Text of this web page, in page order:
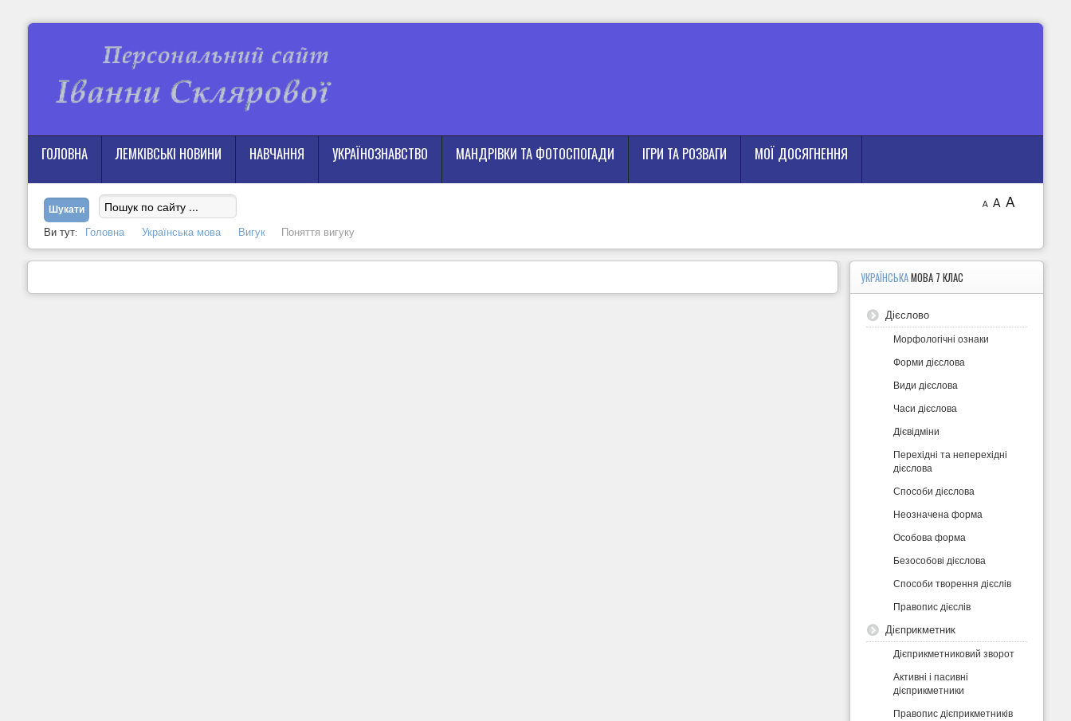
ГОЛОВНА ЛЕМКІВСЬКІ НОВИНИ НАВЧАННЯ УКРАЇНОЗНАВСТВО МАНДРІВКИ ТА ФОТОСПОГАДИ ІГРИ ТА РОЗВАГИ МОЇ ДОСЯГНЕННЯ
Ви тут: Головна Українська мова Вигук Поняття вигуку
A A A
УКРАЇНСЬКАМОВА 7 КЛАС
Дієслово
Морфологічні ознаки
Форми дієслова
Види дієслова
Часи дієслова
Дієвідміни
Перехідні та неперехідні
дієслова
Способи дієслова
Неозначена форма
Особова форма
Безособові дієслова
Способи творення дієслів
Правопис дієслів
Дієприкметник
Дієприкметниковий зворот
Активні і пасивні
дієприкметники
Правопис дієприкметників